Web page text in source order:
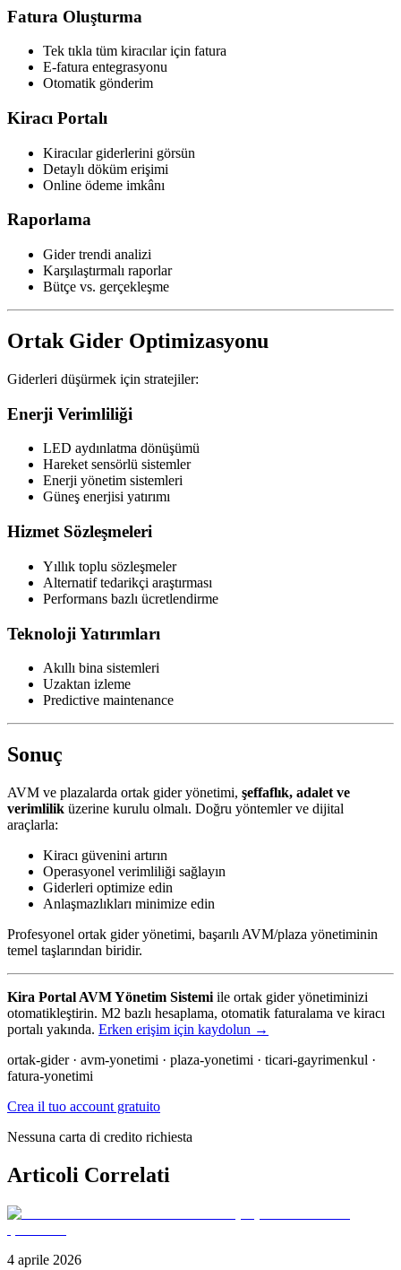
Fatura Oluşturma
Tek tıkla tüm kiracılar için fatura
E-fatura entegrasyonu
Otomatik gönderim
Kiracı Portalı
Kiracılar giderlerini görsün
Detaylı döküm erişimi
Online ödeme imkânı
Raporlama
Gider trendi analizi
Karşılaştırmalı raporlar
Bütçe vs. gerçekleşme
Ortak Gider Optimizasyonu
Giderleri düşürmek için stratejiler:
Enerji Verimliliği
LED aydınlatma dönüşümü
Hareket sensörlü sistemler
Enerji yönetim sistemleri
Güneş enerjisi yatırımı
Hizmet Sözleşmeleri
Yıllık toplu sözleşmeler
Alternatif tedarikçi araştırması
Performans bazlı ücretlendirme
Teknoloji Yatırımları
Akıllı bina sistemleri
Uzaktan izleme
Predictive maintenance
Sonuç
AVM ve plazalarda ortak gider yönetimi, şeffaflık, adalet ve
verimlilik üzerine kurulu olmalı. Doğru yöntemler ve dijital
araçlarla:
Kiracı güvenini artırın
Operasyonel verimliliği sağlayın
Giderleri optimize edin
Anlaşmazlıkları minimize edin
Profesyonel ortak gider yönetimi, başarılı AVM/plaza yönetiminin
temel taşlarından biridir.
Kira Portal AVM Yönetim Sistemi ile ortak gider yönetiminizi
otomatikleştirin. M2 bazlı hesaplama, otomatik faturalama ve kiracı
portalı yakında. Erken erişim için kaydolun →
ortak-gider · avm-yonetimi · plaza-yonetimi · ticari-gayrimenkul ·
fatura-yonetimi
Crea il tuo account gratuito
Nessuna carta di credito richiesta
Articoli Correlati
4 aprile 2026